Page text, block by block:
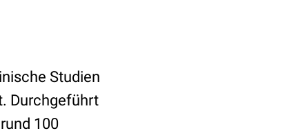
Studien
Durchgeführt
100